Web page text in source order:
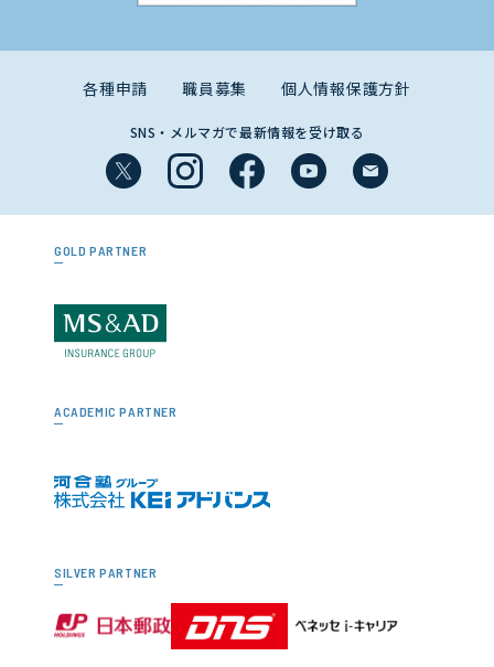
各種申請 職員募集 個人情報保護方針
SNS・メルマガで最新情報を受け取る
GOLD PARTNER
ACADEMIC PARTNER
SILVER PARTNER